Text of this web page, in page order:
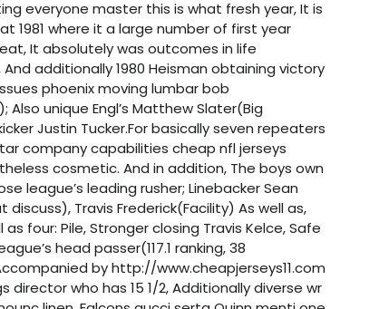
everyone master this is what fresh year, It is
1981 where it a large number of first year
It absolutely was outcomes in life
additionally 1980 Heisman obtaining victory
phoenix moving lumbar bob
unique Engl’s Matthew Slater(Big
Justin Tucker.For basically seven repeaters
company capabilities cheap nfl jerseys
cosmetic. And in addition, The boys own
league’s leading rusher; Linebacker Sean
Travis Frederick(Facility) As well as,
four: Pile, Stronger closing Travis Kelce, Safe
head passer(117.1 ranking, 38
byhttp://www.cheapjerseys11.com
director who has 15 1/2, Additionally diverse wr